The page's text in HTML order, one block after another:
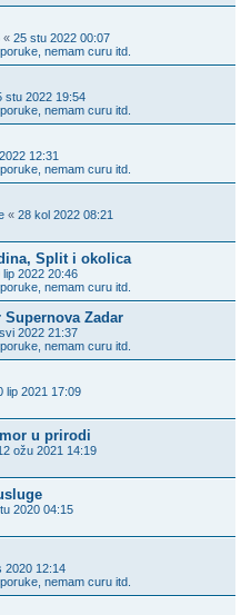
« 25 stu 2022 00:07
nemam curu itd.
stu 2022 19:54
nemam curu itd.
12:31
nemam curu itd.
« 28 kol 2022 08:21
Split i okolica
lip 2022 20:46
nemam curu itd.
Zadar
2022 21:37
nemam curu itd.
lip 2021 17:09
u prirodi
ožu 2021 14:19
2020 04:15
2020 12:14
nemam curu itd.